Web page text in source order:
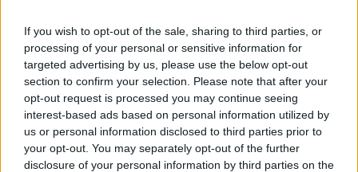
If you wish to opt-out of the sale, sharing to third parties, or
processing of your personal or sensitive information for
targeted advertising by us, please use the below opt-out
section to confirm your selection. Please note that after your
opt-out request is processed you may continue seeing
interest-based ads based on personal information utilized by
us or personal information disclosed to third parties prior to
your opt-out. You may separately opt-out of the further
disclosure of your personal information by third parties on the
l’article